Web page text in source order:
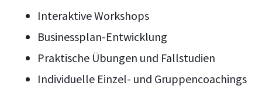
Interaktive Workshops
Businessplan-Entwicklung
Praktische Übungen und Fallstudien
Individuelle Einzel- und Gruppencoachings